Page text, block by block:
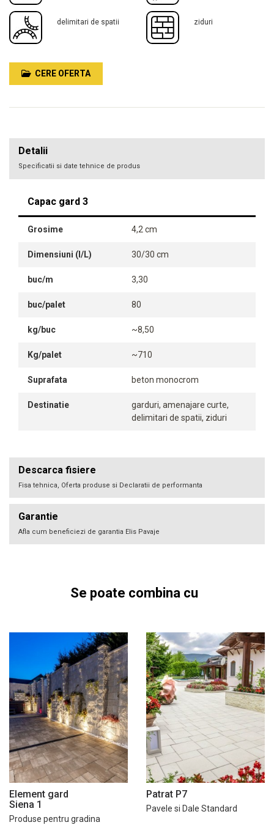
delimitari de spatii ziduri
CERE OFERTA
Detalii
Specificatii si date tehnice de produs
Capac gard 3
Grosime 4,2 cm
Dimensiuni (l/L) 30/30 cm
buc/m 3,30
buc/palet 80
kg/buc ~8,50
Kg/palet ~710
Suprafata beton monocrom
Destinatie
garduri, amenajare curte,
delimitari de spatii, ziduri
Descarca fisiere
Fisa tehnica, Oferta produse si Declaratii de performanta
Garantie
Afla cum beneficiezi de garantia Elis Pavaje
Se poate combina cu
Element gard
Siena 1
Produse pentru gradina
Patrat P7
Pavele si Dale Standard